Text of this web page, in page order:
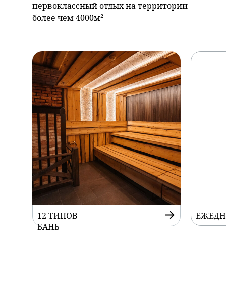
первоклассный отдых на территории
более чем 4000м²
12 ТИПОВ
БАНЬ